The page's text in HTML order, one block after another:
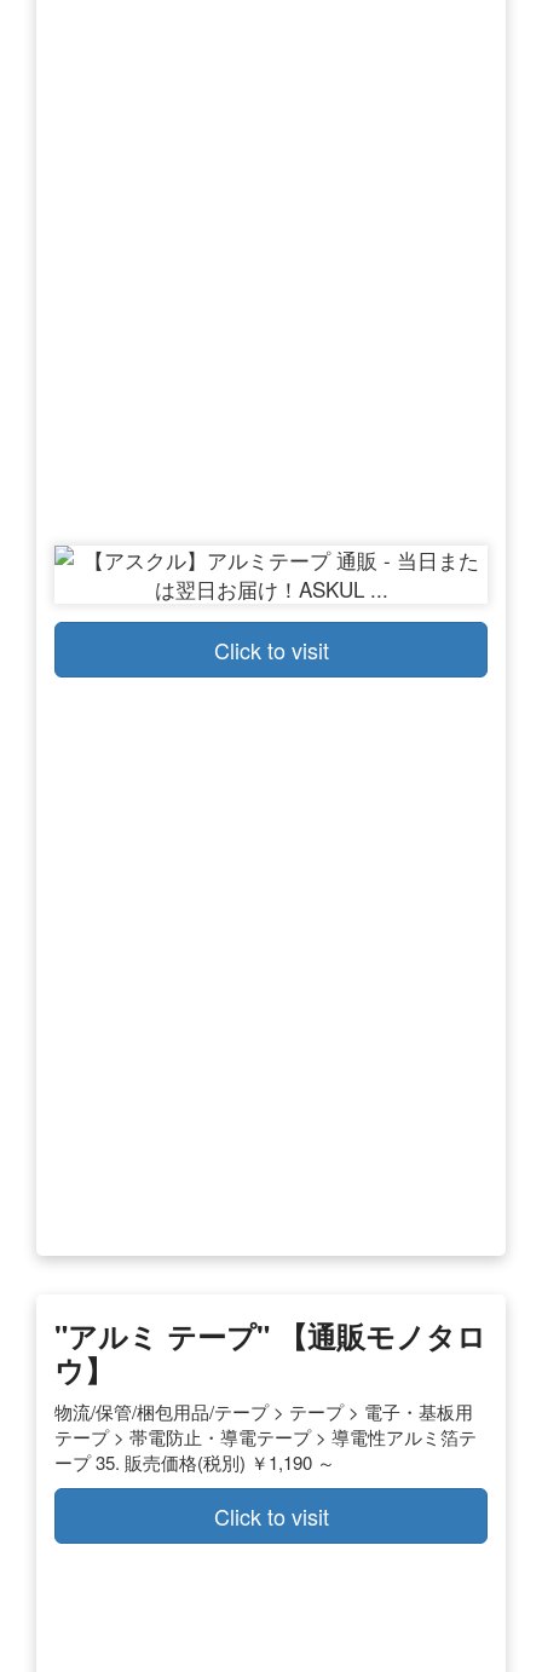
Click to visit
"アルミ テープ" 【通販モノタロ
ウ】
物流/保管/梱包用品/テープ > テープ > 電子・基板用
テープ > 帯電防止・導電テープ > 導電性アルミ箔テ
ープ 35. 販売価格(税別) ￥1,190 ～
Click to visit